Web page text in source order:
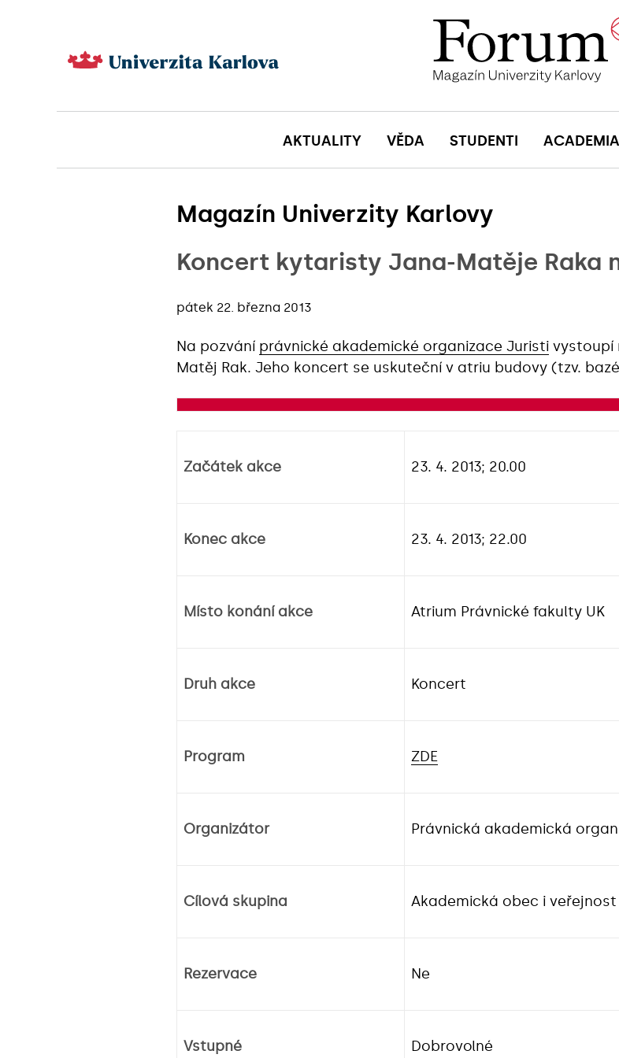
AKTUALITY VĚDA STUDENTI ACADEMIA
Magazín Univerzity Karlovy
Koncert kytaristy Jana-Matěje Raka
pátek 22. března 2013
Na pozvání právnické akademické organizace Juristi vystoupí
Matěj Rak. Jeho koncert se uskuteční v atriu budovy (tzv.
Začátek akce 23. 4. 2013; 20.00
Konec akce 23. 4. 2013; 22.00
Místo konání akce Atrium Právnické fakulty UK
Druh akce Koncert
Program ZDE
Organizátor Právnická akademická
Cílová skupina Akademická obec i veřejnost
Rezervace Ne
Vstupné Dobrovolné